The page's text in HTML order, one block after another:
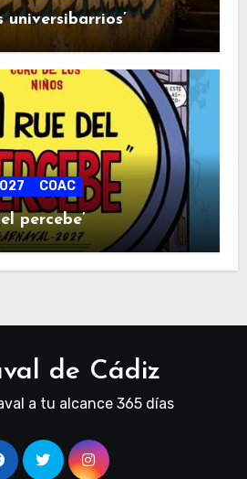
universibarrios’
COAC
percebe’
de Cádiz
a tu alcance 365 días